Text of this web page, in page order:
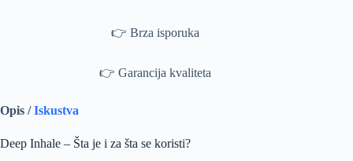
👉 Brza isporuka
👉 Garancija kvaliteta
Opis /Iskustva
Deep Inhale – Šta je i za šta se koristi?